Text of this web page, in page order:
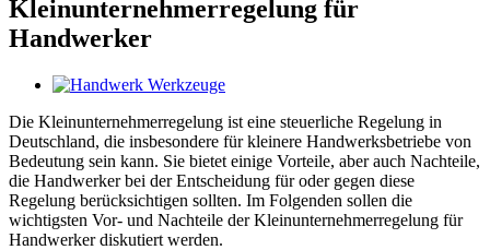
Kleinunternehmerregelung für
Handwerker
Zeige
Bild
Die Kleinunternehmerregelung ist eine steuerliche Regelung in
Deutschland, die insbesondere für kleinere Handwerksbetriebe von
Bedeutung sein kann. Sie bietet einige Vorteile, aber auch Nachteile,
die Handwerker bei der Entscheidung für oder gegen diese
Regelung berücksichtigen sollten. Im Folgenden sollen die
wichtigsten Vor- und Nachteile der Kleinunternehmerregelung für
Handwerker diskutiert werden.